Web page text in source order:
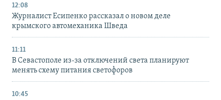
12:08
Журналист Есипенко рассказал о новом деле
крымского автомеханика Шведа
11:11
В Севастополе из-за отключений света планируют
менять схему питания светофоров
10:45